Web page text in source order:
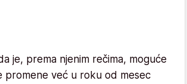
je, prema njenim rečima, moguće
promene već u roku od mesec